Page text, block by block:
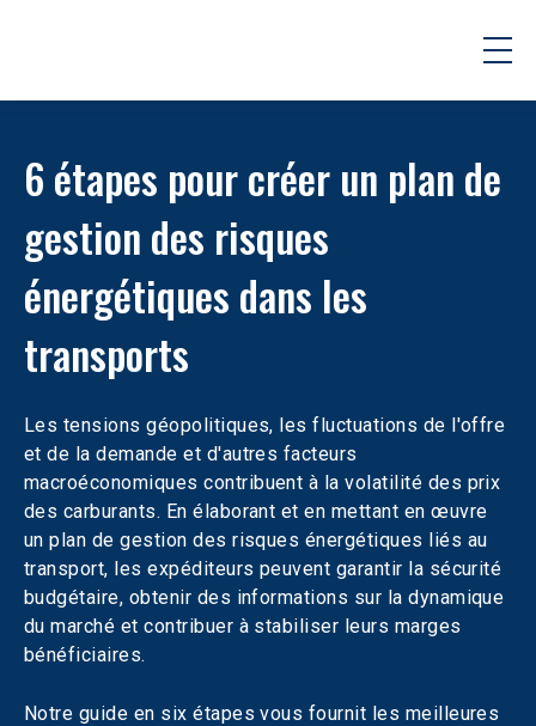
6 étapes pour créer un plan de
gestion des risques
énergétiques dans les
transports
Les tensions géopolitiques, les fluctuations de l'offre
et de la demande et d'autres facteurs
macroéconomiques contribuent à la volatilité des prix
des carburants. En élaborant et en mettant en œuvre
un plan de gestion des risques énergétiques liés au
transport, les expéditeurs peuvent garantir la sécurité
budgétaire, obtenir des informations sur la dynamique
du marché et contribuer à stabiliser leurs marges
bénéficiaires.
Notre guide en six étapes vous fournit les meilleures